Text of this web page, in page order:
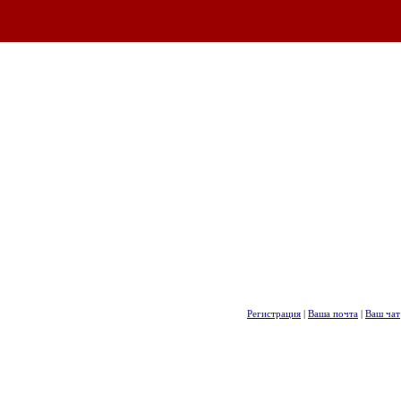
Регистрация | Ваша почта | Ваш чат